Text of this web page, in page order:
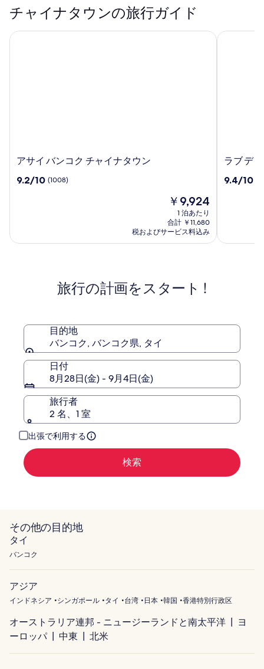
チャイナタウンの旅行ガイド
ア
イ
チ
アサイ バンコク チャイナタウン
10
件
9.2/10 (1008)
現
の
料
金
￥9,924
1 泊あたり
合計 ￥11,680
税およびサービス料込み
アサイ バンコク チャイナタウン
ラ
デ
コ
ウ
ラブ デ
10
件
9.4/10
ラブ ディ
旅行の計画をスタート !
目的地
バンコク, バンコク県, タイ
日付
8月28日(金) - 9月4日(金)
旅行者
2 名、1 室
出張で利用する
検索
その他の目的地
タイ
バンコク
アジア
インドネシア シンガポール タイ 台湾 日本 韓国 香港特別行政区
オーストラリア連邦 - ニュージーランドと南太平洋
ヨ
ーロッパ
中東 北米